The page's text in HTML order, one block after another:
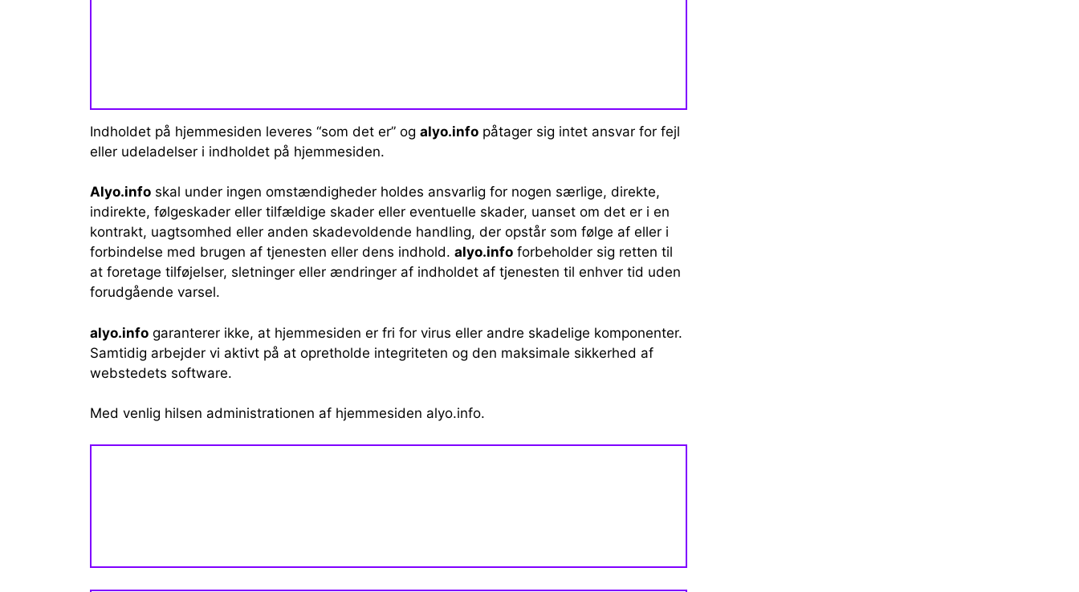
Indholdet på hjemmesiden leveres “som det er” og alyo.info påtager sig intet ansvar for fejl
eller udeladelser i indholdet på hjemmesiden.
Alyo.info skal under ingen omstændigheder holdes ansvarlig for nogen særlige, direkte,
indirekte, følgeskader eller tilfældige skader eller eventuelle skader, uanset om det er i en
kontrakt, uagtsomhed eller anden skadevoldende handling, der opstår som følge af eller i
forbindelse med brugen af ​​tjenesten eller dens indhold. alyo.info forbeholder sig retten til
at foretage tilføjelser, sletninger eller ændringer af indholdet af tjenesten til enhver tid uden
forudgående varsel.
alyo.info garanterer ikke, at hjemmesiden er fri for virus eller andre skadelige komponenter.
Samtidig arbejder vi aktivt på at opretholde integriteten og den maksimale sikkerhed af
webstedets software.
Med venlig hilsen administrationen af ​​hjemmesiden alyo.info.